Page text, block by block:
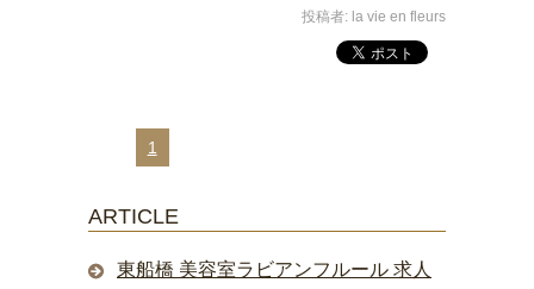
投稿者: la vie en fleurs
1
ARTICLE
東船橋 美容室ラビアンフルール 求人